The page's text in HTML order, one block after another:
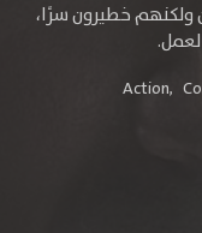
ولكنهم خطيرون سرًا،
Action,